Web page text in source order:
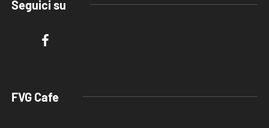
Seguici su
FVG Cafe